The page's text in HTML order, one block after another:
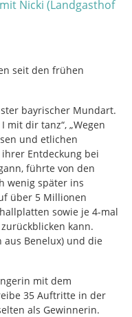
seit den frühen
bayrischer Mundart.
mit dir tanz“, „Wegen
und etlichen
Entdeckung bei
führte von den
wenig später ins
über 5 Millionen
sowie je 4-mal
kann.
aus Benelux) und die
mit dem
35 Auftritte in der
als Gewinnerin.